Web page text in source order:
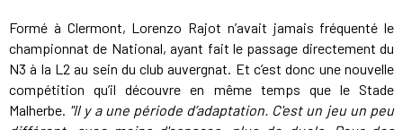
Formé à Clermont, Lorenzo Rajot n’avait jamais fréquenté le
championnat de National, ayant fait le passage directement du
N3 à la L2 au sein du club auvergnat. Et c’est donc une nouvelle
compétition qu’il découvre en même temps que le Stade
Malherbe. "Il y a une période d’adaptation. C'est un jeu un peu